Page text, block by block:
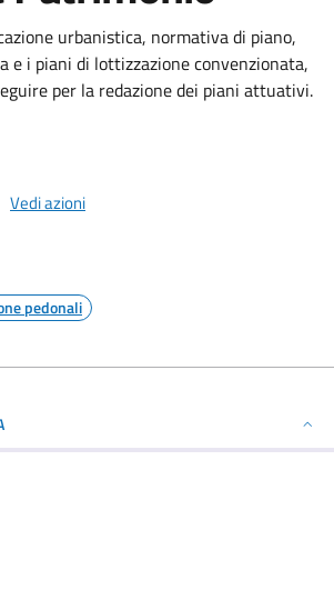
urbanistica, normativa di piano,
e i piani di lottizzazione convenzionata,
per la redazione dei piani attuativi.
Vedi azioni
pedonali